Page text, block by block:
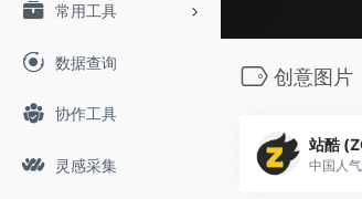
常用工具
数据查询
协作工具
灵感采集
创意图片